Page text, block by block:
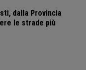
dalla Provincia
le strade più